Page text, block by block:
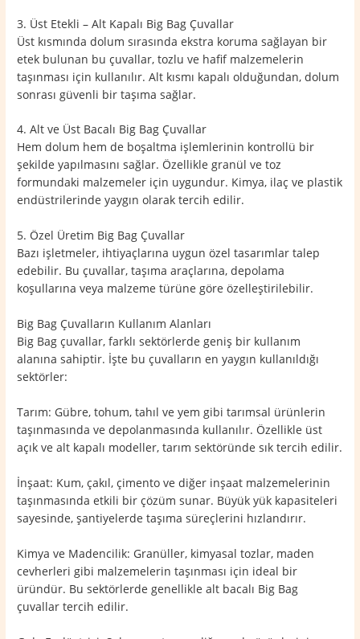
3. Üst Etekli – Alt Kapalı Big Bag Çuvallar
Üst kısmında dolum sırasında ekstra koruma sağlayan bir
etek bulunan bu çuvallar, tozlu ve hafif malzemelerin
taşınması için kullanılır. Alt kısmı kapalı olduğundan, dolum
sonrası güvenli bir taşıma sağlar.
4. Alt ve Üst Bacalı Big Bag Çuvallar
Hem dolum hem de boşaltma işlemlerinin kontrollü bir
şekilde yapılmasını sağlar. Özellikle granül ve toz
formundaki malzemeler için uygundur. Kimya, ilaç ve plastik
endüstrilerinde yaygın olarak tercih edilir.
5. Özel Üretim Big Bag Çuvallar
Bazı işletmeler, ihtiyaçlarına uygun özel tasarımlar talep
edebilir. Bu çuvallar, taşıma araçlarına, depolama
koşullarına veya malzeme türüne göre özelleştirilebilir.
Big Bag Çuvalların Kullanım Alanları
Big Bag çuvallar, farklı sektörlerde geniş bir kullanım
alanına sahiptir. İşte bu çuvalların en yaygın kullanıldığı
sektörler:
Tarım: Gübre, tohum, tahıl ve yem gibi tarımsal ürünlerin
taşınmasında ve depolanmasında kullanılır. Özellikle üst
açık ve alt kapalı modeller, tarım sektöründe sık tercih edilir.
İnşaat: Kum, çakıl, çimento ve diğer inşaat malzemelerinin
taşınmasında etkili bir çözüm sunar. Büyük yük kapasiteleri
sayesinde, şantiyelerde taşıma süreçlerini hızlandırır.
Kimya ve Madencilik: Granüller, kimyasal tozlar, maden
cevherleri gibi malzemelerin taşınması için ideal bir
üründür. Bu sektörlerde genellikle alt bacalı Big Bag
çuvallar tercih edilir.